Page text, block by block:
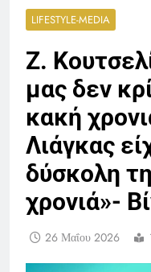
LIFESTYLE-MEDIA
Ζ.
μας δεν
κακή
Λιάγκας
δύσκολη
χρονιά»-
26 Μαΐου 2026